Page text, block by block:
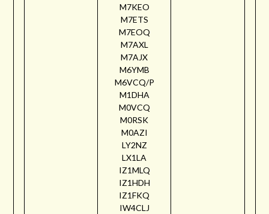
M7KEO
M7ETS
M7EOQ
M7AXL
M7AJX
M6YMB
M6VCQ/P
M1DHA
M0VCQ
M0RSK
M0AZI
LY2NZ
LX1LA
IZ1MLQ
IZ1HDH
IZ1FKQ
IW4CLJ